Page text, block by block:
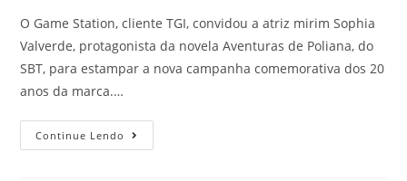
O Game Station, cliente TGI, convidou a atriz mirim Sophia
Valverde, protagonista da novela Aventuras de Poliana, do
SBT, para estampar a nova campanha comemorativa dos 20
anos da marca.…
Continue Lendo